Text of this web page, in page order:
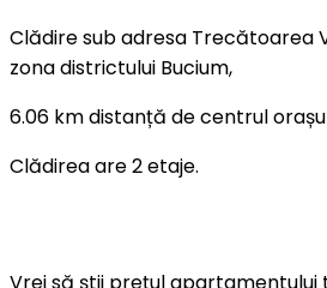
Clădire sub adresa Trecătoarea
zona districtului Bucium,
6.06 km distanță de centrul
Clădirea are 2 etaje.